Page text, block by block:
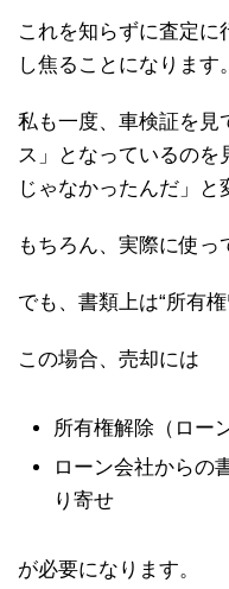
これを知らずに査定
し焦ることになります。
私も一度、車検証を
ス」となっているの
じゃなかったんだ」と
もちろん、実際に使っ
でも、書類上は“所有
この場合、売却には
所有権解除（ロー
ローン会社からの
り寄せ
が必要になります。